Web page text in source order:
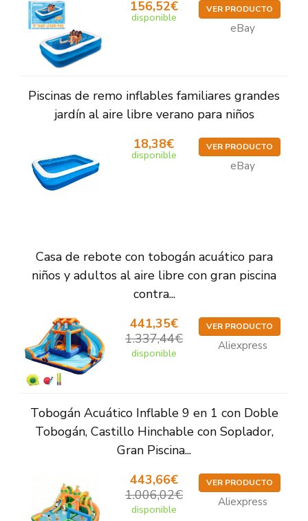
156,52€
disponible
VER PRODUCTO
eBay
Piscinas de remo inflables familiares grandes
jardín al aire libre verano para niños
18,38€
disponible
VER PRODUCTO
eBay
Casa de rebote con tobogán acuático para
niños y adultos al aire libre con gran piscina
contra...
441,35€
1.337,44€
disponible
VER PRODUCTO
Aliexpress
Tobogán Acuático Inflable 9 en 1 con Doble
Tobogán, Castillo Hinchable con Soplador,
Gran Piscina...
443,66€
1.006,02€
disponible
VER PRODUCTO
Aliexpress